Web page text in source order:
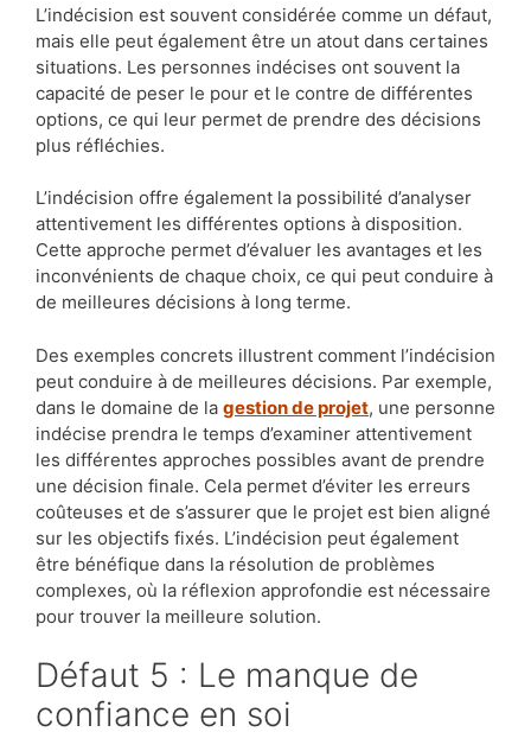
L’indécision est souvent considérée comme un défaut,
mais elle peut également être un atout dans certaines
situations. Les personnes indécises ont souvent la
capacité de peser le pour et le contre de différentes
options, ce qui leur permet de prendre des décisions
plus réfléchies.
L’indécision offre également la possibilité d’analyser
attentivement les différentes options à disposition.
Cette approche permet d’évaluer les avantages et les
inconvénients de chaque choix, ce qui peut conduire à
de meilleures décisions à long terme.
Des exemples concrets illustrent comment l’indécision
peut conduire à de meilleures décisions. Par exemple,
dans le domaine de la gestion de projet, une personne
indécise prendra le temps d’examiner attentivement
les différentes approches possibles avant de prendre
une décision finale. Cela permet d’éviter les erreurs
coûteuses et de s’assurer que le projet est bien aligné
sur les objectifs fixés. L’indécision peut également
être bénéfique dans la résolution de problèmes
complexes, où la réflexion approfondie est nécessaire
pour trouver la meilleure solution.
Défaut 5 : Le manque de
confiance en soi